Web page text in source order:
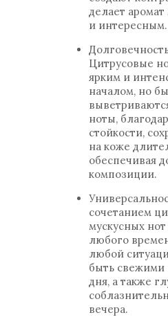
делает
и интересным.
Цитрусовые
ярким и
началом, но
ноты,
стойкости,
на коже
обеспечивая
композиции.
сочетанием
мускусных
любого
любой
быть свежими
дня, а также
вечера.